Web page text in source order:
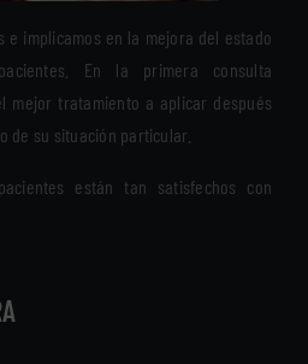
e implicamos en la mejora del estado
En la primera consulta
mejor tratamiento a aplicar después
de su situación particular.
están tan satisfechos con